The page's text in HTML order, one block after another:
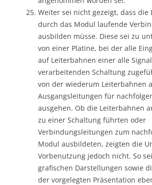
Weiter sei nicht gezeigt, dass die
durch das Modul laufende
ausbilden müsse. Diese sei zu
von einer Platine, bei der alle
auf Leiterbahnen einer alle
verarbeitenden Schaltung
von der wiederum Leiterbahnen
Ausgangsleitungen für
ausgehen. Ob die Leiterbahnen
zu einer Schaltung führten oder
Verbindungsleitungen zum
Modul ausbildeten, zeigten die
Vorbenutzung jedoch nicht. So
grafischen Darstellungen sowie
der vorgelegten Präsentation